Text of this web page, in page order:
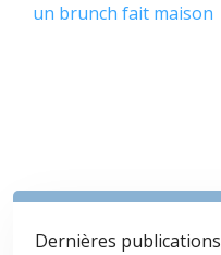
un brunch fait maison
Dernières publications